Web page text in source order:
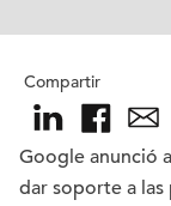
Compartir
Google anunció
dar soporte a las